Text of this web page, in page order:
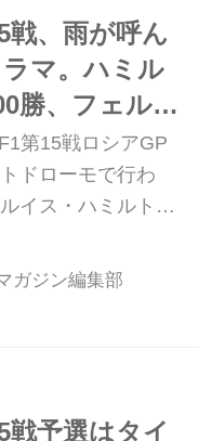
戦、雨が呼ん
マ。ハミル
勝、フェルス
」を最小限
】
第15戦ロシアGP
ドローモで行わ
イス・ハミルトン
ドブル・ホンダ
スタッペン、3位
ルロス・サインツ
ガジン編集部
戦予選はタイ